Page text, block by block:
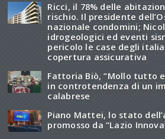
Ricci, il 78% delle
rischio. Il presidente
nazionale condomini;
idrogeologici ed eventi
pericolo le case degli
copertura assicurativa
Fattoria Biò, “Mollo tutto
in controtendenza di un
calabrese
Piano Mattei, lo stato
promosso da “Lazio